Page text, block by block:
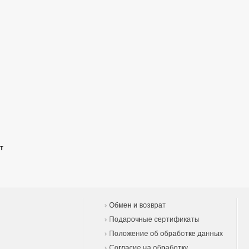
Обмен и возврат
Подарочные сертификаты
Положение об обработке данных